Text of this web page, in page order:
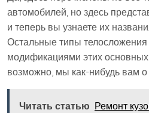
автомобилей, но здесь
и теперь вы узнаете их
Остальные типы
модификациями этих
возможно, мы как-нибудь вам
Читать статью Ремонт